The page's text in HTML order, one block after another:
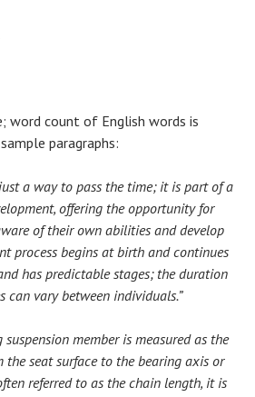
word count of English words is
paragraphs:
a way to pass the time; it is part of a
offering the opportunity for
of their own abilities and develop
process begins at birth and continues
has predictable stages; the duration
can vary between individuals.”
suspension member is measured as the
the seat surface to the bearing axis or
referred to as the chain length, it is